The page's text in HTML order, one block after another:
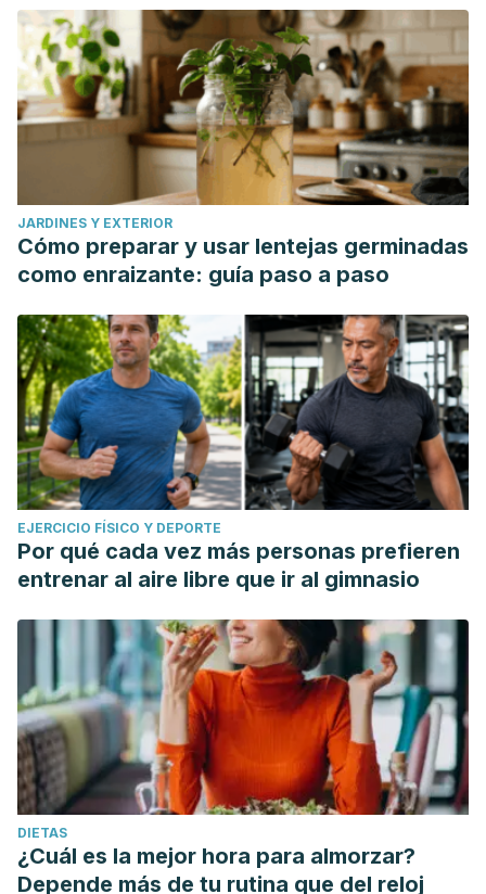
JARDINES Y EXTERIOR
Cómo preparar y usar lentejas germinadas
como enraizante: guía paso a paso
EJERCICIO FÍSICO Y DEPORTE
Por qué cada vez más personas prefieren
entrenar al aire libre que ir al gimnasio
DIETAS
¿Cuál es la mejor hora para almorzar?
Depende más de tu rutina que del reloj